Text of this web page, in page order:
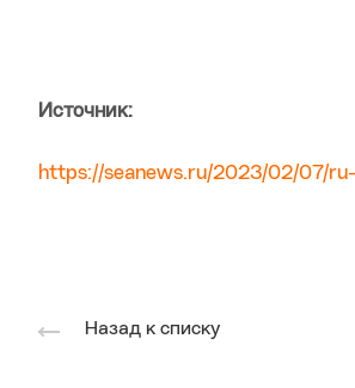
Источник:
https://seanews.ru/2023/02/07/
Назад к списку